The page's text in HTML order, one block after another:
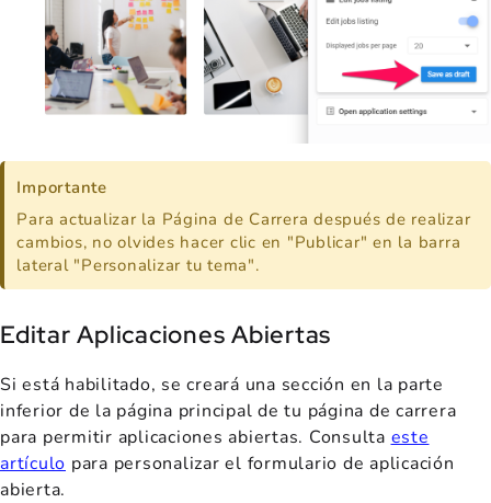
Importante
Para actualizar la Página de Carrera después de realizar
cambios, no olvides hacer clic en "Publicar" en la barra
lateral "Personalizar tu tema".
Editar Aplicaciones Abiertas
Si está habilitado, se creará una sección en la parte
inferior de la página principal de tu página de carrera
para permitir aplicaciones abiertas. Consulta este
artículo para personalizar el formulario de aplicación
abierta.